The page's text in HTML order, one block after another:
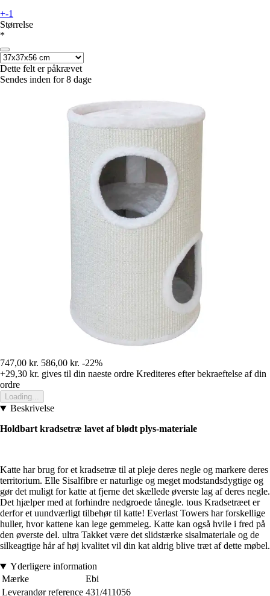
+-1
Størrelse
*
Dette felt er påkrævet
Sendes inden for 8 dage
747,00 kr. 586,00 kr. -22%
+29,30 kr. gives til din naeste ordre Krediteres efter bekraeftelse af din
ordre
Loading...
Beskrivelse
Holdbart kradsetræ lavet af blødt plys-materiale
Katte har brug for et kradsetræ til at pleje deres negle og markere deres
territorium. Elle Sisalfibre er naturlige og meget modstandsdygtige og
gør det muligt for katte at fjerne det skællede øverste lag af deres negle.
Det hjælper med at forhindre nedgroede tånegle. tous Kradsetræet er
derfor et uundværligt tilbehør til katte! Everlast Towers har forskellige
huller, hvor kattene kan lege gemmeleg. Katte kan også hvile i fred på
den øverste del. ultra Takket være det slidstærke sisalmateriale og de
silkeagtige hår af høj kvalitet vil din kat aldrig blive træt af dette møbel.
Yderligere information
Mærke
Ebi
Leverandør reference 431/411056